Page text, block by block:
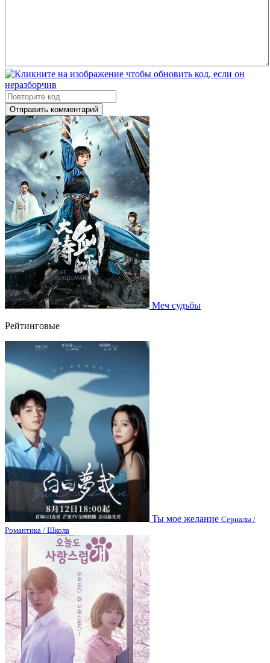
Отправить комментарий
Меч судьбы
Рейтинговые
Ты мое желание Сериалы /
Романтика / Школа